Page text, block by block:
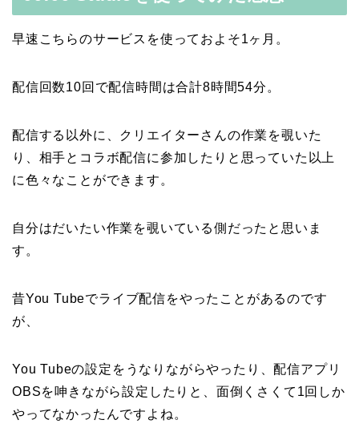
早速こちらのサービスを使っておよそ1ヶ月。
配信回数10回で配信時間は合計8時間54分。
配信する以外に、クリエイターさんの作業を覗いた
り、相手とコラボ配信に参加したりと思っていた以上
に色々なことができます。
自分はだいたい作業を覗いている側だったと思いま
す。
昔You Tubeでライブ配信をやったことがあるのです
が、
You Tubeの設定をうなりながらやったり、配信アプリ
OBSを呻きながら設定したりと、面倒くさくて1回しか
やってなかったんですよね。